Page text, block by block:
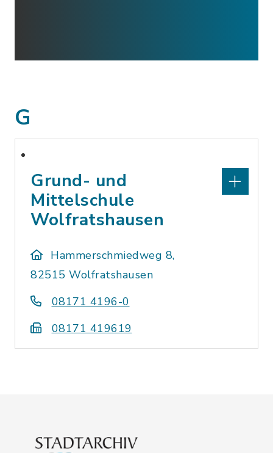
G
Grund- und
Mittelschule
Wolfratshausen
Hammerschmiedweg 8,
82515 Wolfratshausen
08171 4196-0
08171 419619